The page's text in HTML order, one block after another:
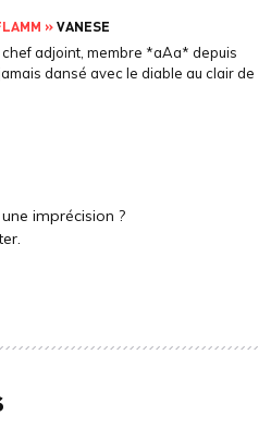
»VANESE
adjoint, membre *aAa* depuis
dansé avec le diable au clair de
imprécision ?